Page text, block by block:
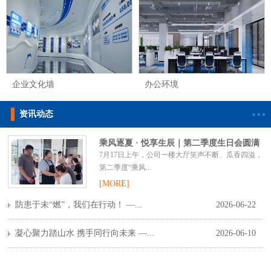
企业文化墙 办公环境
资讯动态
乘风逐夏 · 悦享生辰｜第二季度生日会圆满
举办...
7月17日上午，公司一楼大厅笑声不断、瓜香四溢，
第二季度“乘风...
[MORE]
2026-06-22
防患于未“燃”，我们在行动！ —...
2026-06-10
凝心聚力踏山水 携手同行向未来 —...